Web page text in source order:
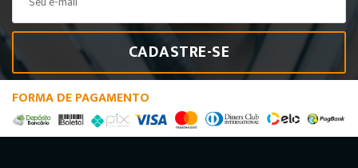
CADASTRE-SE
FORMA DE PAGAMENTO